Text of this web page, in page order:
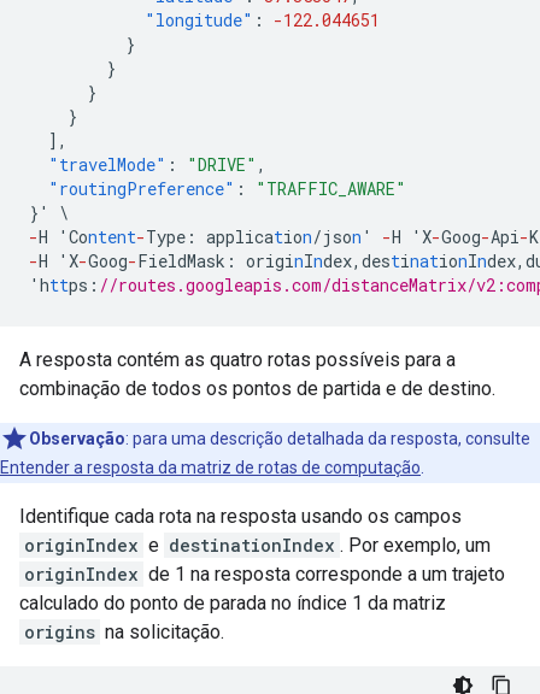
"longitude" :
-122.044651
}
}
}
}
],
"travelMode" : "DRIVE" ,
"routingPreference" :
"TRAFFIC_AWARE"
} '
\
-H 'Content-Type : application/json ' -H 'X-Goog-Api-
-H 'X-Goog-FieldMask : originIndex, destinationIndex,
'https : //routes.googleapis.com/distanceMatrix/
A resposta contém as quatro rotas possíveis para a
combinação de todos os pontos de partida e de destino.
Observação: para uma descrição detalhada da resposta, consulte
Entender a resposta da matriz de rotas de computação
Identifique cada rota na resposta usando os campos
originIndex e destinationIndex . Por exemplo, um
originIndex de 1 na resposta corresponde a um trajeto
calculado do ponto de parada no índice 1 da matriz
origins na solicitação.